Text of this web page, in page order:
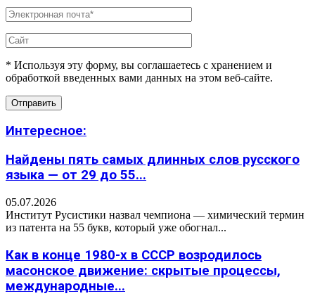
* Используя эту форму, вы соглашаетесь с хранением и
обработкой введенных вами данных на этом веб-сайте.
Интересное:
Найдены пять самых длинных слов русского
языка — от 29 до 55...
05.07.2026
Институт Русистики назвал чемпиона — химический термин
из патента на 55 букв, который уже обогнал...
Как в конце 1980-х в СССР возродилось
масонское движение: скрытые процессы,
международные...